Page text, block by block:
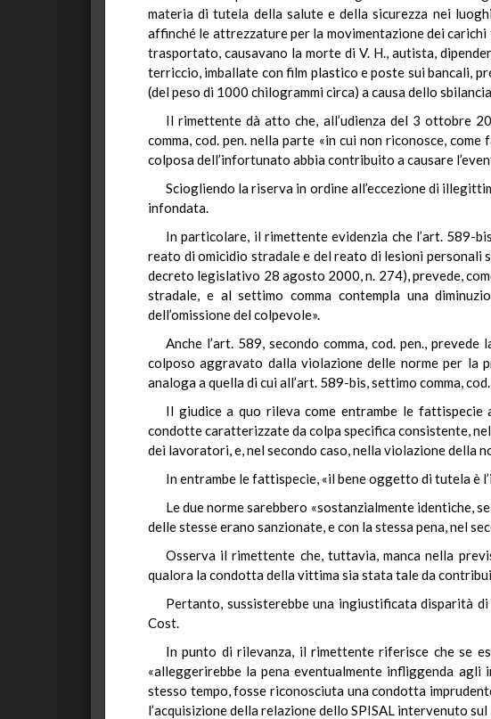
materia di tutela della salute e della sicurezza nei
affinché le attrezzature per la movimentazione dei
trasportato, causavano la morte di V. H., autista,
terriccio, imballate con film plastico e poste sui bancali,
(del peso di 1000 chilogrammi circa) a causa dello
Il rimettente dà atto che, all’udienza del 3 ottobre
comma, cod. pen. nella parte «in cui non riconosce,
colposa dell’infortunato abbia contribuito a causare
Sciogliendo la riserva in ordine all’eccezione di
infondata.
In particolare, il rimettente evidenzia che l’art. 589-
reato di omicidio stradale e del reato di lesioni personali
decreto legislativo 28 agosto 2000, n. 274), prevede,
stradale, e al settimo comma contempla una
dell’omissione del colpevole».
Anche l’art. 589, secondo comma, cod. pen.,
colposo aggravato dalla violazione delle norme per la
analoga a quella di cui all’art. 589-bis, settimo comma,
Il giudice a quo rileva come entrambe le fattispecie
condotte caratterizzate da colpa specifica consistente,
dei lavoratori, e, nel secondo caso, nella violazione della
In entrambe le fattispecie, «il bene oggetto di tutela è
Le due norme sarebbero «sostanzialmente identiche,
delle stesse erano sanzionate, e con la stessa pena, nel
Osserva il rimettente che, tuttavia, manca nella
qualora la condotta della vittima sia stata tale da
Pertanto, sussisterebbe una ingiustificata disparità
Cost.
In punto di rilevanza, il rimettente riferisce che se
«alleggerirebbe la pena eventualmente infliggenda
stesso tempo, fosse riconosciuta una condotta
l’acquisizione della relazione dello SPISAL intervenuto